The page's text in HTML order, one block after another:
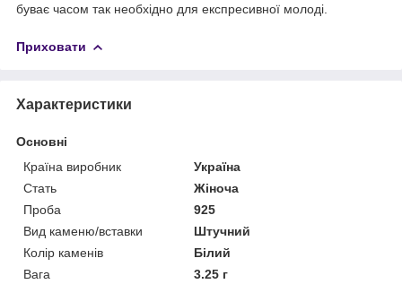
буває часом так необхідно для експресивної молоді.
Приховати
Характеристики
Основні
Країна виробник
Україна
Стать
Жіноча
Проба
925
Вид каменю/вставки
Штучний
Колір каменів
Білий
Вага
3.25 г